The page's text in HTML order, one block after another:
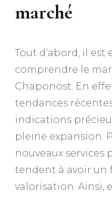
marché
Tout d’abord, il est
comprendre le
Chaponost. En
tendances
indications
pleine expansion.
nouveaux services
tendent à avoir un
valorisation. Ainsi,